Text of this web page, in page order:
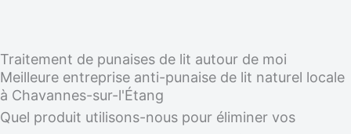
Traitement de punaises de lit autour de moi
Meilleure entreprise anti-punaise de lit naturel locale
à Chavannes-sur-l'Étang
Quel produit utilisons-nous pour éliminer vos